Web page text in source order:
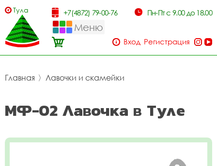
Тула +7(4872) 79-00-76 Пн-Пт с 9.00 до 18.00
Меню
Вход Регистрация
Главная 〉 Лавочки и скамейки
МФ-02 Лавочка в Туле